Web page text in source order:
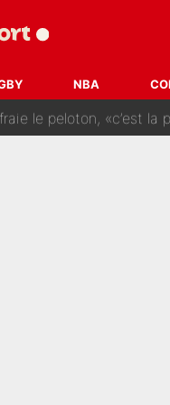
NBA
Lucas Chevalier pour
Télévisions relance la
le peloton, «c’est la